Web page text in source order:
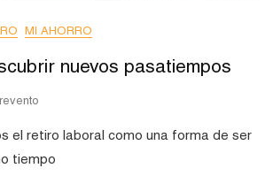
MI AHORRO
nuevos pasatiempos
el retiro laboral como una forma de ser
tiempo